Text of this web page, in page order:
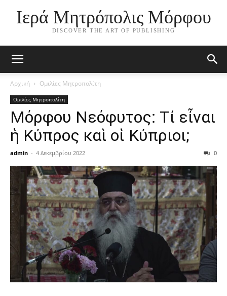
Ιερά Μητρόπολις Μόρφου
DISCOVER THE ART OF PUBLISHING
Αρχική Ομιλίες Μητροπολίτη
Ομιλίες Μητροπολίτη
Μόρφου Νεόφυτος: Τί εἶναι
ἡ Κύπρος καὶ οἱ Κύπριοι;
admin - 4 Δεκεμβρίου 2022 0